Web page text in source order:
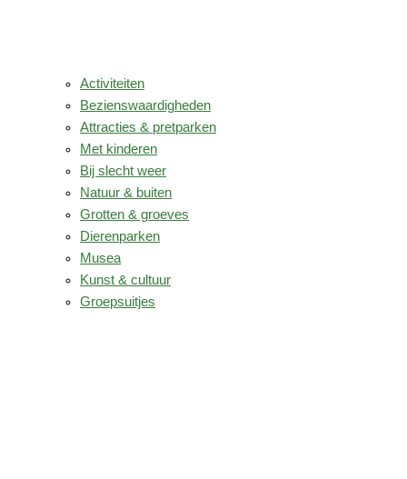
Activiteiten
Bezienswaardigheden
Attracties & pretparken
Met kinderen
Bij slecht weer
Natuur & buiten
Grotten & groeves
Dierenparken
Musea
Kunst & cultuur
Groepsuitjes